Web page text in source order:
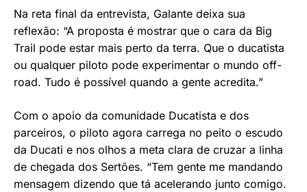
Na reta final da entrevista, Galante deixa sua
reflexão: “A proposta é mostrar que o cara da Big
Trail pode estar mais perto da terra. Que o ducatista
ou qualquer piloto pode experimentar o mundo off-
road. Tudo é possível quando a gente acredita.”
Com o apoio da comunidade Ducatista e dos
parceiros, o piloto agora carrega no peito o escudo
da Ducati e nos olhos a meta clara de cruzar a linha
de chegada dos Sertões. “Tem gente me mandando
mensagem dizendo que tá acelerando junto comigo.